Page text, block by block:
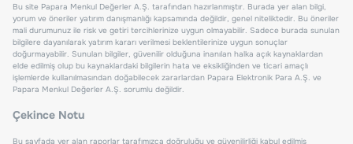
Bu site Papara Menkul Değerler A.Ş. tarafından hazırlanmıştır. Burada yer alan bilgi,
yorum ve öneriler yatırım danışmanlığı kapsamında değildir, genel niteliktedir. Bu öneriler
mali durumunuz ile risk ve getiri tercihlerinize uygun olmayabilir. Sadece burada sunulan
bilgilere dayanılarak yatırım kararı verilmesi beklentilerinize uygun sonuçlar
doğurmayabilir. Sunulan bilgiler, güvenilir olduğuna inanılan halka açık kaynaklardan
elde edilmiş olup bu kaynaklardaki bilgilerin hata ve eksikliğinden ve ticari amaçlı
işlemlerde kullanılmasından doğabilecek zararlardan Papara Elektronik Para A.Ş. ve
Papara Menkul Değerler A.Ş. sorumlu değildir.
Çekince Notu
Bu sayfada yer alan raporlar tarafımızca doğruluğu ve güvenilirliği kabul edilmiş